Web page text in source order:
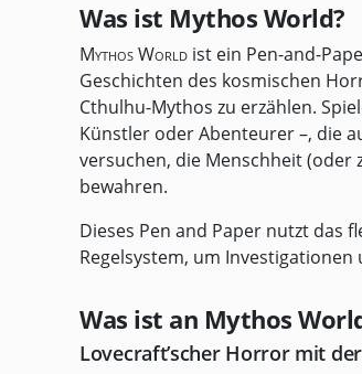
Was ist Mythos World?
Mythos World ist ein Pen-and-
Geschichten des kosmischen
Cthulhu-Mythos zu erzählen.
Künstler oder Abenteurer –, die
versuchen, die Menschheit (oder
bewahren.
Dieses Pen and Paper nutzt das
Regelsystem, um
Was ist an Mythos
Lovecraft’scher Horror mit